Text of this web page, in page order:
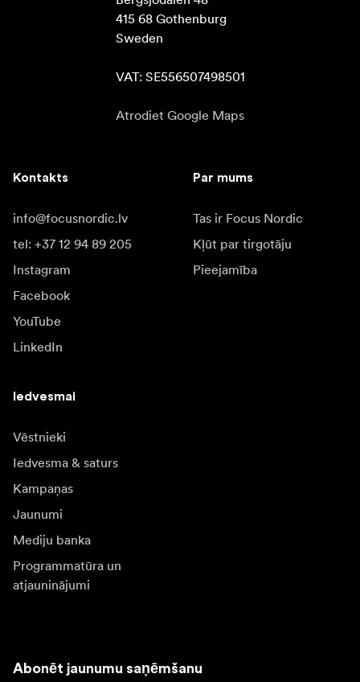
415 68 Gothenburg
Sweden
VAT: SE556507498501
Atrodiet Google Maps
Kontakts
info@focusnordic.lv
tel: +37 12 94 89 205
Instagram
Facebook
YouTube
LinkedIn
Par mums
Tas ir Focus Nordic
Kļūt par tirgotāju
Pieejamība
Iedvesmai
Vēstnieki
Iedvesma & saturs
Kampaņas
Jaunumi
Mediju banka
Programmatūra un
atjauninājumi
Abonēt jaunumu saņēmšanu